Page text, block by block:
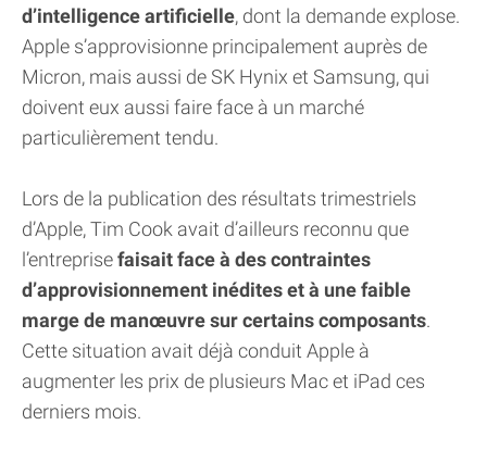
d’intelligence artificielle, dont la demande explose.
Apple s’approvisionne principalement auprès de
Micron, mais aussi de SK Hynix et Samsung, qui
doivent eux aussi faire face à un marché
particulièrement tendu.
Lors de la publication des résultats trimestriels
d’Apple, Tim Cook avait d’ailleurs reconnu que
l’entreprisefaisait face à des contraintes
d’approvisionnement inédites et à une faible
marge de manœuvre sur certains composants.
Cette situation avait déjà conduit Apple à
augmenter les prix de plusieurs Mac et iPad ces
derniers mois.